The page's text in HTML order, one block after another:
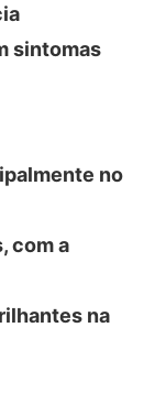
sintomas
no
com a
na